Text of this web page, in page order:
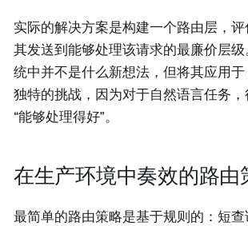
实际的解决方案是构建一个路由层，
其发送到能够处理该请求的最廉价层
统中并不是什么新想法，但将其应用
独特的挑战，因为对于自然语言任务
“能够处理得好”。
在生产环境中奏效的路由
最简单的路由策略是基于规则的：短